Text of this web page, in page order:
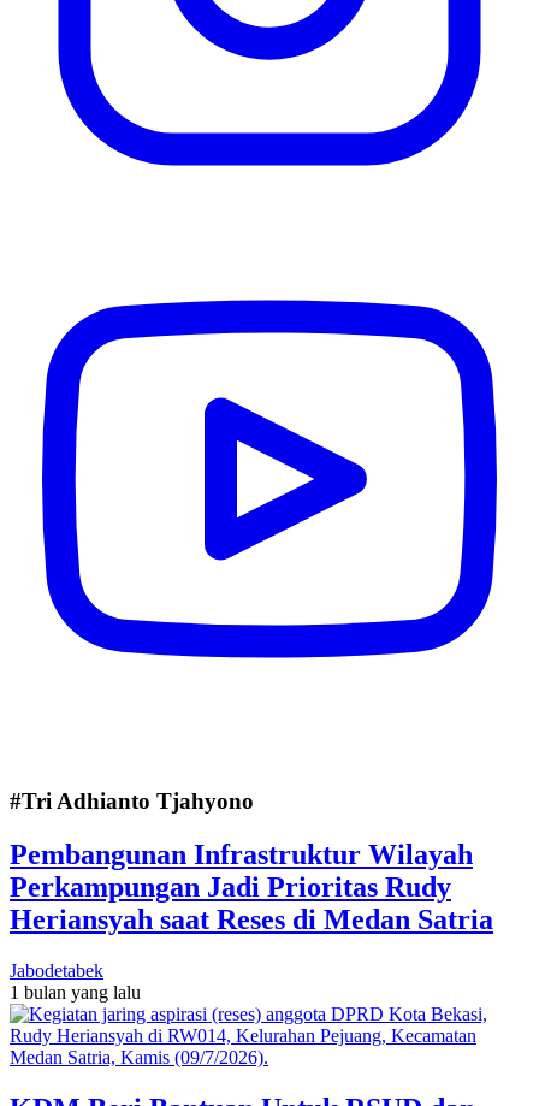
#Tri Adhianto Tjahyono
Pembangunan Infrastruktur Wilayah
Perkampungan Jadi Prioritas Rudy
Heriansyah saat Reses di Medan Satria
Jabodetabek
1 bulan yang lalu